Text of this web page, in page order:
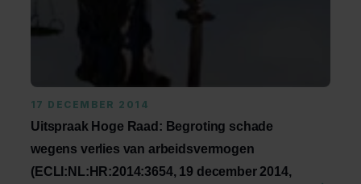
17 DECEMBER 2014
Uitspraak Hoge Raad: Begroting schade
wegens verlies van arbeidsvermogen
(ECLI:NL:HR:2014:3654, 19 december 2014,